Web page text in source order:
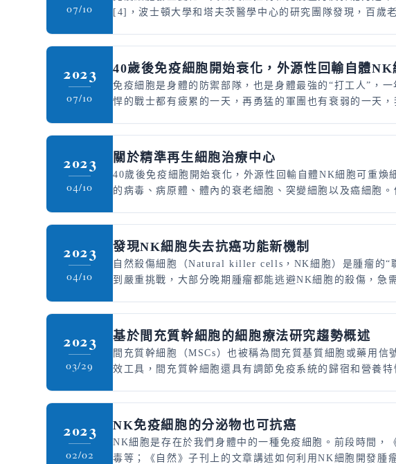
07/10
[4]，波士頓大學和塔夫茨醫學中心的研究團隊發現，百歲
2023
07/10
40歲後免疫細胞開始衰化，外源性回輸自體NK
免疫細胞是身體的防禦部隊，也是身體最強的“打工人”，
悍的戰士都有疲累的一天，再勇猛的軍團也有衰弱的一天
2023
04/10
關於精準再生細胞治療中心
40歲後免疫細胞開始衰化，外源性回輸自體NK細胞可重
的病毒、病原體、體內的衰老細胞、突變細胞以及癌細胞
2023
04/10
發現NK細胞失去抗癌功能新機制
自然殺傷細胞（Natural killer cells，NK細胞）是腫瘤的“
到嚴重挑戰，大部分晚期腫瘤都能逃避NK細胞的殺傷，
2023
03/29
基於間充質幹細胞的細胞療法研究趨勢概述
間充質幹細胞（MSCs）也被稱為間充質基質細胞或藥用
效工具，間充質幹細胞還具有調節免疫系統的歸宿和營養
2023
02/02
NK免疫細胞的分泌物也可抗癌
NK細胞是存在於我們身體中的一種免疫細胞。前段時間
毒等；《自然》子刊上的文章講述如何利用NK細胞開發